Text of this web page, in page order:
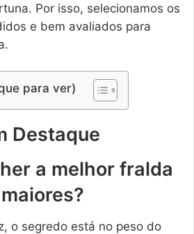
Por isso, selecionamos os
e bem avaliados para
para ver)
Destaque
a melhor fralda
o segredo está no peso do